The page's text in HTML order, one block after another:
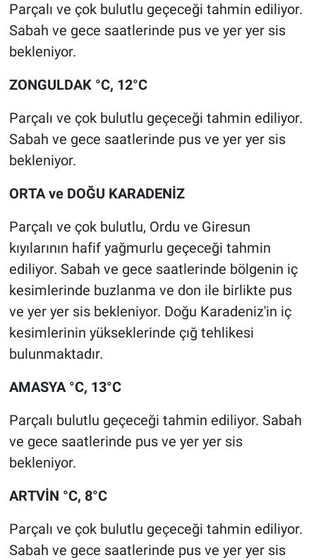
Parçalı ve çok bulutlu geçeceği tahmin ediliyor.
Sabah ve gece saatlerinde pus ve yer yer sis
bekleniyor.
ZONGULDAK °C, 12°C
Parçalı ve çok bulutlu geçeceği tahmin ediliyor.
Sabah ve gece saatlerinde pus ve yer yer sis
bekleniyor.
ORTA ve DOĞU KARADENİZ
Parçalı ve çok bulutlu, Ordu ve Giresun
kıyılarının hafif yağmurlu geçeceği tahmin
ediliyor. Sabah ve gece saatlerinde bölgenin iç
kesimlerinde buzlanma ve don ile birlikte pus
ve yer yer sis bekleniyor. Doğu Karadeniz'in iç
kesimlerinin yükseklerinde çığ tehlikesi
bulunmaktadır.
AMASYA °C, 13°C
Parçalı bulutlu geçeceği tahmin ediliyor. Sabah
ve gece saatlerinde pus ve yer yer sis
bekleniyor.
ARTVİN °C, 8°C
Parçalı ve çok bulutlu geçeceği tahmin ediliyor.
Sabah ve gece saatlerinde pus ve yer yer sis